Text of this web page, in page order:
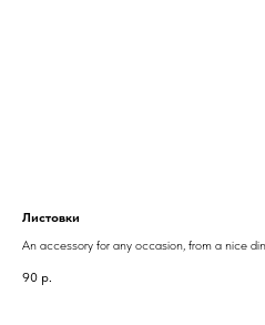
Листовки
An accessory for any occasion, from a nice
90 р.